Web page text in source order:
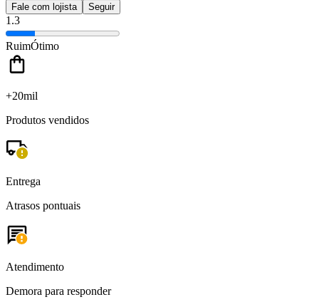
Fale com lojista Seguir
1.3
RuimÓtimo
+20mil
Produtos vendidos
Entrega
Atrasos pontuais
Atendimento
Demora para responder